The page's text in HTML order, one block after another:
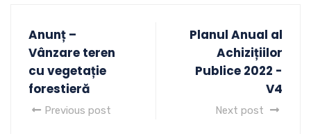
Anunț –
Vânzare teren
cu vegetație
forestieră
Previous post
Planul Anual al
Achizițiilor
Publice 2022 -
V4
Next post